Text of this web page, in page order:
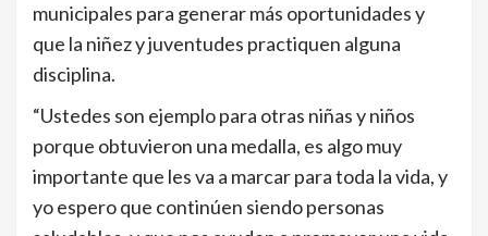
municipales para generar más oportunidades y
que la niñez y juventudes practiquen alguna
disciplina.
“Ustedes son ejemplo para otras niñas y niños
porque obtuvieron una medalla, es algo muy
importante que les va a marcar para toda la vida, y
yo espero que continúen siendo personas